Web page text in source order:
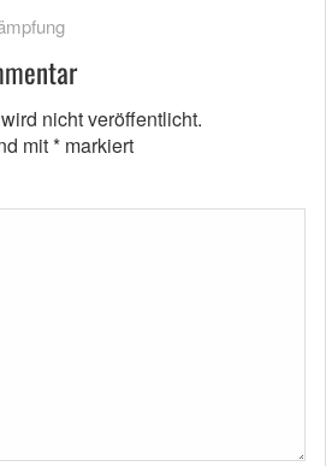
nicht veröffentlicht.
mit* markiert